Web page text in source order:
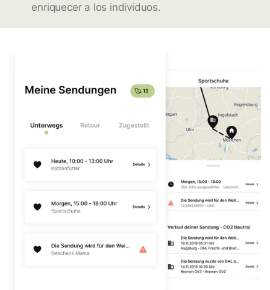
enriquecer a los individuos.